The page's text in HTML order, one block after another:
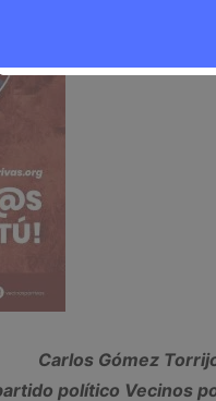
Carlos Gómez
político Vecinos